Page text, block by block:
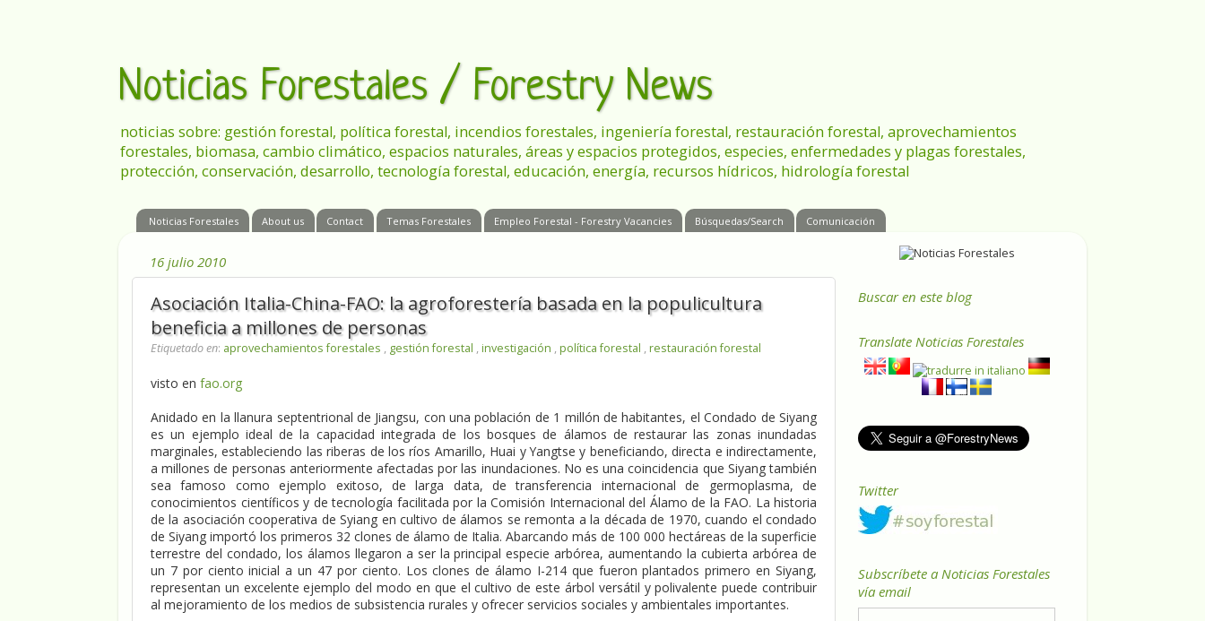
Noticias Forestales / Forestry News
noticias sobre: gestión forestal, política forestal, incendios forestales, ingeniería forestal, restauración forestal, aprovechamientos
forestales, biomasa, cambio climático, espacios naturales, áreas y espacios protegidos, especies, enfermedades y plagas forestales,
protección, conservación, desarrollo, tecnología forestal, educación, energía, recursos hídricos, hidrología forestal
Noticias Forestales About us Contact Temas Forestales Empleo Forestal - Forestry Vacancies Búsquedas/Search Comunicación
16 julio 2010
Asociación Italia-China-FAO: la agroforestería basada en la populicultura
beneficia a millones de personas
Etiquetado en: aprovechamientos forestales , gestión forestal , investigación , política forestal , restauración forestal
visto en fao.org
Anidado en la llanura septentrional de Jiangsu, con una población de 1 millón de habitantes, el Condado de Siyang
es un ejemplo ideal de la capacidad integrada de los bosques de álamos de restaurar las zonas inundadas
marginales, estableciendo las riberas de los ríos Amarillo, Huai y Yangtse y beneficiando, directa e indirectamente,
a millones de personas anteriormente afectadas por las inundaciones. No es una coincidencia que Siyang también
sea famoso como ejemplo exitoso, de larga data, de transferencia internacional de germoplasma, de
conocimientos científicos y de tecnología facilitada por la Comisión Internacional del Álamo de la FAO. La historia
de la asociación cooperativa de Syiang en cultivo de álamos se remonta a la década de 1970, cuando el condado
de Siyang importó los primeros 32 clones de álamo de Italia. Abarcando más de 100 000 hectáreas de la superficie
terrestre del condado, los álamos llegaron a ser la principal especie arbórea, aumentando la cubierta arbórea de
un 7 por ciento inicial a un 47 por ciento. Los clones de álamo I-214 que fueron plantados primero en Siyang,
representan un excelente ejemplo del modo en que el cultivo de este árbol versátil y polivalente puede contribuir
al mejoramiento de los medios de subsistencia rurales y ofrecer servicios sociales y ambientales importantes.
Buscar en este blog
Translate Noticias Forestales
Twitter
Subscríbete a Noticias Forestales
vía email